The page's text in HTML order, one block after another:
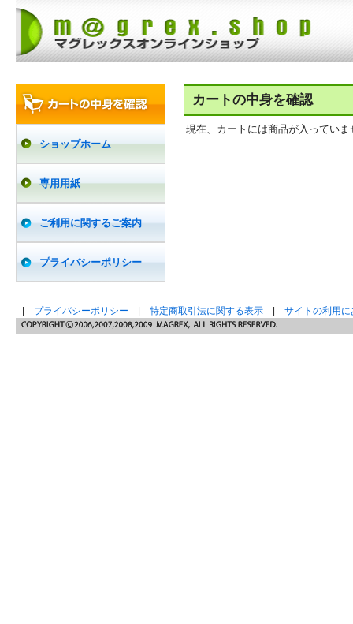
ショップホーム
専用用紙
ご利用に関するご案内
プライバシーポリシー
カートの中身を確認
現在、カートには商品が入っていま
プライバシーポリシー 特定商取引法に関する表示 サイトの利用に